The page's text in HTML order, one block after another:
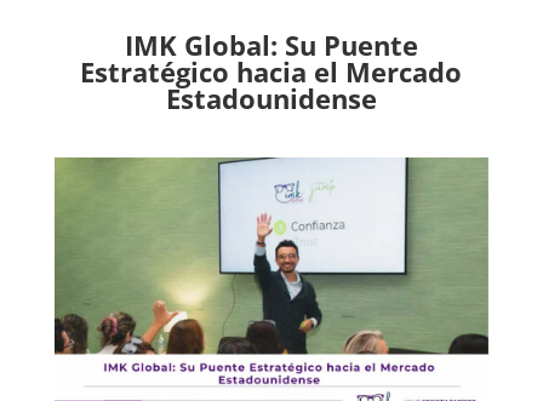
IMK Global: Su Puente
Estratégico hacia el Mercado
Estadounidense